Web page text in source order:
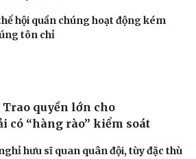
mới trên không gian mạng thời AI
tâm lý đám đông khi dùng mạng xã
ĐỐN ĐẢNG
dựa trên nền tảng chính trị